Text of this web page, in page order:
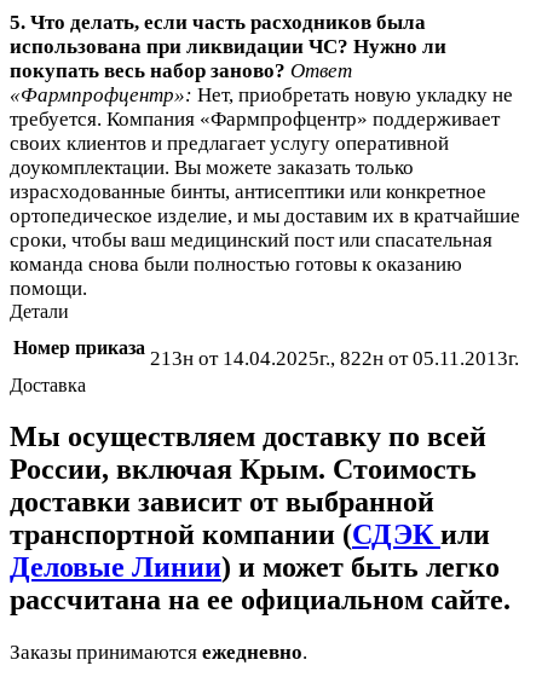
5. Что делать, если часть расходников была
использована при ликвидации ЧС? Нужно ли
покупать весь набор заново? Ответ
«Фармпрофцентр»: Нет, приобретать новую укладку не
требуется. Компания «Фармпрофцентр» поддерживает
своих клиентов и предлагает услугу оперативной
доукомплектации. Вы можете заказать только
израсходованные бинты, антисептики или конкретное
ортопедическое изделие, и мы доставим их в кратчайшие
сроки, чтобы ваш медицинский пост или спасательная
команда снова были полностью готовы к оказанию
помощи.
Детали
Номер приказа 213н от 14.04.2025г., 822н от 05.11.2013г.
Доставка
Мы осуществляем доставку по всей
России, включая Крым. Стоимость
доставки зависит от выбранной
транспортной компании (СДЭК или
Деловые Линии) и может быть легко
рассчитана на ее официальном сайте.
Заказы принимаются ежедневно.